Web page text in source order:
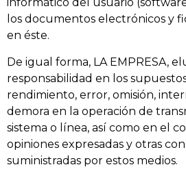
los documentos electrónicos y
en éste.
De igual forma, LA EMPRESA,
responsabilidad en los
rendimiento, error, omisión,
demora en la operación de
sistema o línea, así como en el
opiniones expresadas y otras
suministradas por estos medios.